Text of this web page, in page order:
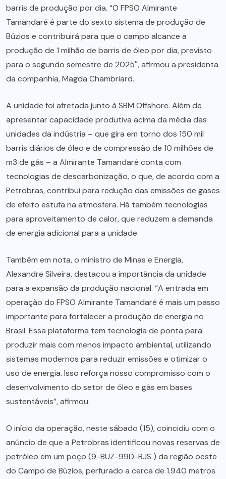
barris de produção por dia. “O FPSO Almirante
Tamandaré é parte do sexto sistema de produção de
Búzios e contribuirá para que o campo alcance a
produção de 1 milhão de barris de óleo por dia, previsto
para o segundo semestre de 2025″, afirmou a presidenta
da companhia, Magda Chambriard.
A unidade foi afretada junto à SBM Offshore. Além de
apresentar capacidade produtiva acima da média das
unidades da indústria – que gira em torno dos 150 mil
barris diários de óleo e de compressão de 10 milhões de
m3 de gás – a Almirante Tamandaré conta com
tecnologias de descarbonização, o que, de acordo com a
Petrobras, contribui para redução das emissões de gases
de efeito estufa na atmosfera. Há também tecnologias
para aproveitamento de calor, que reduzem a demanda
de energia adicional para a unidade.
Também em nota, o ministro de Minas e Energia,
Alexandre Silveira, destacou a importância da unidade
para a expansão da produção nacional. “A entrada em
operação do FPSO Almirante Tamandaré é mais um passo
importante para fortalecer a produção de energia no
Brasil. Essa plataforma tem tecnologia de ponta para
produzir mais com menos impacto ambiental, utilizando
sistemas modernos para reduzir emissões e otimizar o
uso de energia. Isso reforça nosso compromisso com o
desenvolvimento do setor de óleo e gás em bases
sustentáveis”, afirmou.
O início da operação, neste sábado (15), coincidiu com o
anúncio de que a Petrobras identificou novas reservas de
petróleo em um poço (9-BUZ-99D-RJS ) da região oeste
do Campo de Búzios, perfurado a cerca de 1.940 metros